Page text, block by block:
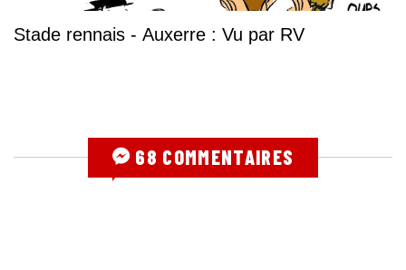
Stade rennais - Auxerre : Vu par RV
68 COMMENTAIRES